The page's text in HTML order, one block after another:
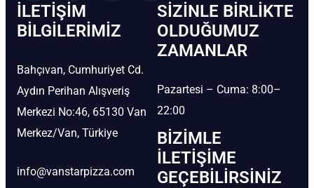
İLETIŞIM
BİLGILERIMIZ
Bahçıvan, Cumhuriyet Cd.
Aydın Perihan Alışveriş
Merkezi No:46, 65130 Van
Merkez/Van, Türkiye
info@vanstarpizza.com
SIZINLE BIRLIKTE
OLDUĞUMUZ
ZAMANLAR
Pazartesi – Cuma: 8:00–
22:00
BIZIMLE
İLETIŞIME
GEÇEBILIRSINIZ